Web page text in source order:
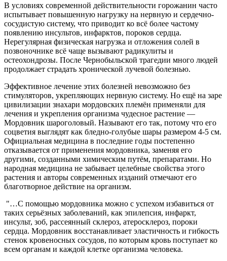
В условиях современной действительности горожанин часто
испытывает повышенную нагрузку на нервную и сердечно-
сосудистую систему, что приводит ко всё более частому
появлению инсультов, инфарктов, пороков сердца.
Нерегулярная физическая нагрузка и отложения солей в
позвоночнике всё чаще вызывают радикулиты и
остеохондрозы. После Чернобыльской трагедии много людей
продолжает страдать хронической лучевой болезнью.
Эффективное лечение этих болезней невозможно без
стимуляторов, укрепляющих нервную систему. Но ещё на заре
цивилизации знахари мордовских племён применяли для
лечения и укрепления организма чудесное растение —
Мордовник шароголовый. Называют его так, потому что его
соцветия выглядят как бледно-голубые шары размером 4-5 см.
Официальная медицина в последние годы постепенно
отказывается от применения мордовника, заменяя его
другими, созданными химическим путём, препаратами. Но
народная медицина не забывает целебные свойства этого
растения и авторы современных изданий отмечают его
благотворное действие на организм.
"…С помощью мордовника можно с успехом избавиться от
таких серьёзных заболеваний, как эпилепсия, инфаркт,
инсульт, зоб, рассеянный склероз, атеросклероз, пороки
сердца. Мордовник восстанавливает эластичность и гибкость
стенок кровеносных сосудов, по которым кровь поступает ко
всем органам и каждой клетке организма человека.